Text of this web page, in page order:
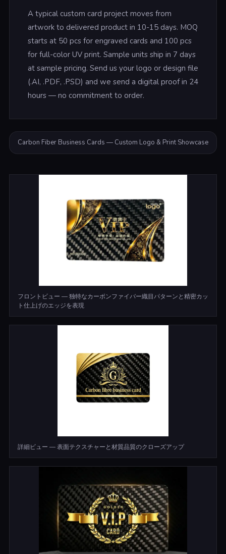
A typical custom card project moves from
artwork to delivered product in 10-15 days. MOQ
starts at 50 pcs for engraved cards and 100 pcs
for full-color UV print. Sample units ship in 7 days
at sample pricing. Send us your logo or design file
(.AI, .PDF, .PSD) and we send a digital proof in 24
hours — no commitment to order.
Carbon Fiber Business Cards — Custom Logo & Print Showcase
フロントビュー — 独特なカーボンファイバー織目パターンと精密カッ
ト仕上げのエッジを表現
詳細ビュー — 表面テクスチャーと材質品質のクローズアップ